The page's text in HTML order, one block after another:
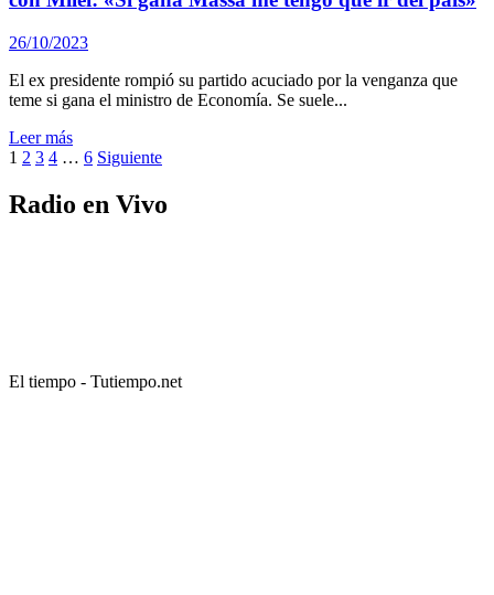
26/10/2023
El ex presidente rompió su partido acuciado por la venganza que
teme si gana el ministro de Economía. Se suele...
Leer más
Paginación
de
entradas
1 2 3 4 … 6 Siguiente
Radio en Vivo
El tiempo - Tutiempo.net